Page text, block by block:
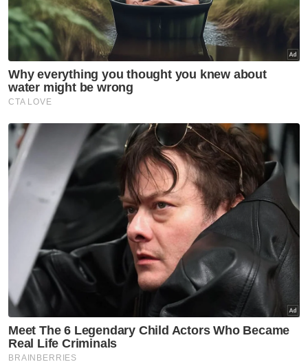
Orang ramai memenuhi Auditorium Kumpulan Karangkraf pada
Rabu. - FOTO SINAR HARIAN/MOHD HALIM ABDUL WAHID
Muat turun aplikasi Sinar Harian.Klik di sini!
Surah Al Jumuah
World #QuranConvention
Pemikiran Positif
Artikel Disyorkan